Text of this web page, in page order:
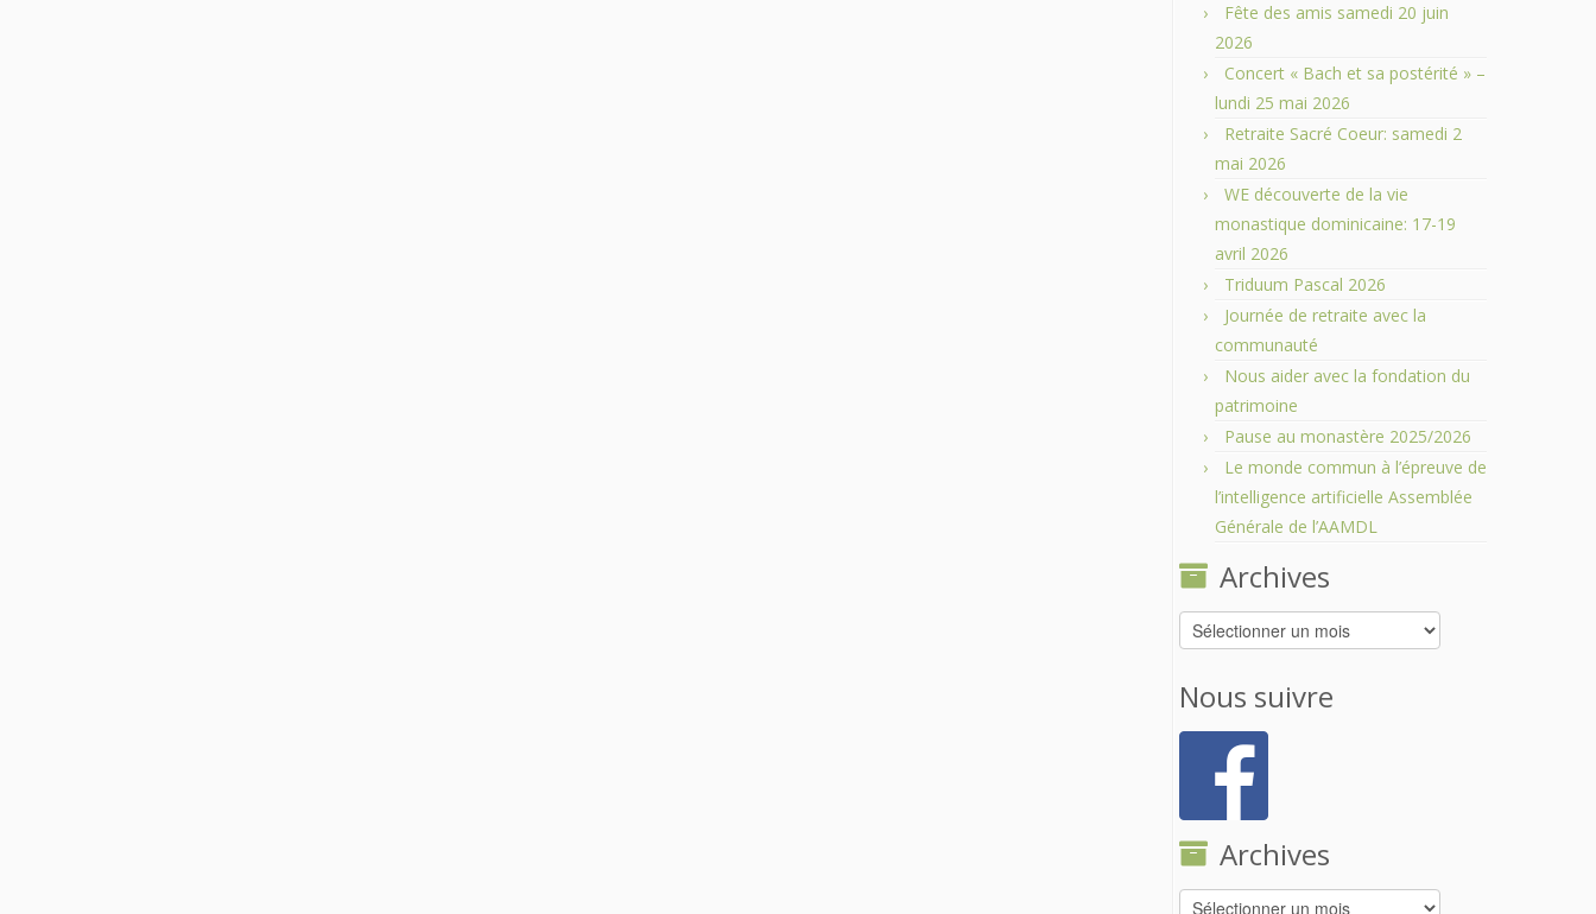
Fête des amis samedi 20 juin
2026
Concert « Bach et sa postérité » –
lundi 25 mai 2026
Retraite Sacré Coeur: samedi 2
mai 2026
WE découverte de la vie
monastique dominicaine: 17-19
avril 2026
Triduum Pascal 2026
Journée de retraite avec la
communauté
Nous aider avec la fondation du
patrimoine
Pause au monastère 2025/2026
Le monde commun à l’épreuve de
l’intelligence artificielle Assemblée
Générale de l’AAMDL
Archives
Archives
Nous suivre
Archives
Archives